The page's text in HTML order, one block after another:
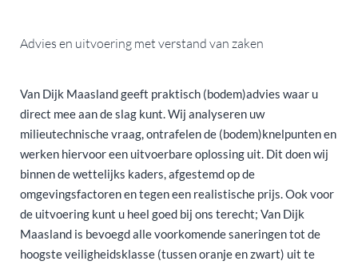
Advies en uitvoering met verstand van zaken
Van Dijk Maasland geeft praktisch (bodem)advies waar u
direct mee aan de slag kunt. Wij analyseren uw
milieutechnische vraag, ontrafelen de (bodem)knelpunten en
werken hiervoor een uitvoerbare oplossing uit. Dit doen wij
binnen de wettelijks kaders, afgestemd op de
omgevingsfactoren en tegen een realistische prijs. Ook voor
de uitvoering kunt u heel goed bij ons terecht; Van Dijk
Maasland is bevoegd alle voorkomende saneringen tot de
hoogste veiligheidsklasse (tussen oranje en zwart) uit te